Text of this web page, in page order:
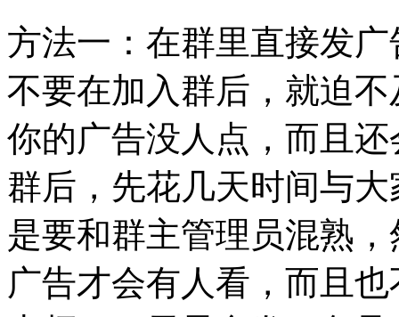
方法一：在群里直接发
不要在加入群后，就迫
你的广告没人点，而且
群后，先花几天时间与
是要和群主管理员混熟
广告才会有人看，而且